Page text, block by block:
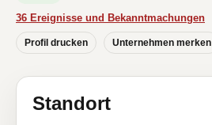
36 Ereignisse und Bekanntmachungen
Profil drucken Unternehmen merken
Standort